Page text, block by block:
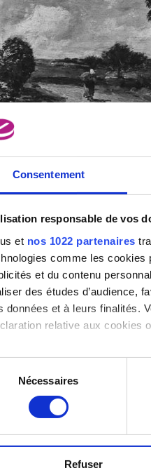
Consentement
responsable de vos
et nos 1022 partenaires
comme les cookies
et du contenu
des études d’audience,
données et à leurs finalités.
relative aux cookies
le permettez, nous
Collecter des
digitales).
Nécessaires
Refuser
de Belgique, Bruxelles / photo :
AUTEUR